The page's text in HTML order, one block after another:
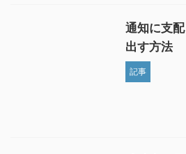
通知に支
出す方法
記事